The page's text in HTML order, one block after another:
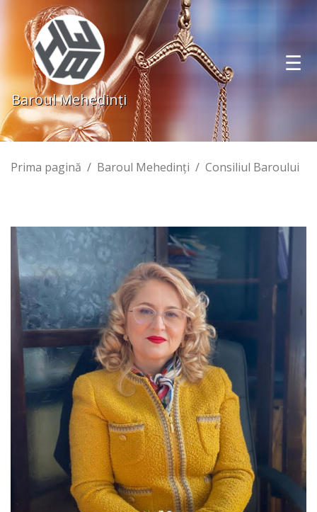
Baroul Mehedinţi
Prima pagină Baroul Mehedinţi Consiliul Baroului